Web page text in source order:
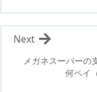
メガネスーパーの
何ペイ
Next